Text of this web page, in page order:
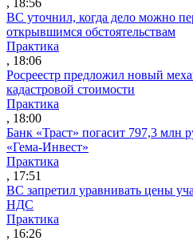
ВС уточнил, когда дело можно
открывшимся обстоятельствам
Практика
, 18:06
Росреестр предложил новый
кадастровой стоимости
Практика
, 18:00
Банк «Траст» погасит 797,3 млн
«Гема-Инвест»
Практика
, 17:51
ВС запретил уравнивать цены
НДС
Практика
, 16:26